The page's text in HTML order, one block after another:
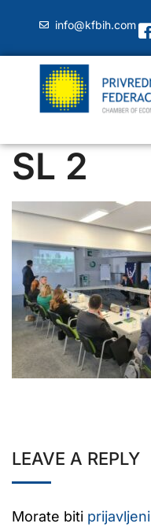
info@kfbih.com
SL 2
LEAVE A REPLY
Morate biti prijavljeni